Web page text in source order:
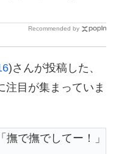
Recommended by
)さんが投稿した、
注目が集まっていま
で撫でしてー！」